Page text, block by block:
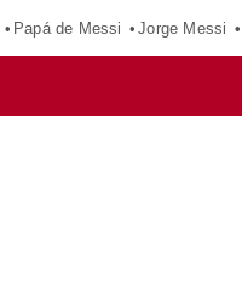
Papá de Messi Jorge Messi